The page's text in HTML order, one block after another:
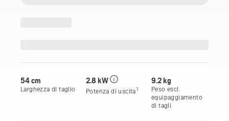
54 cm
Larghezza di taglio
2.8 kW
Potenza di uscita1
9.2 kg
Peso escl.
equipaggiamento
di tagli